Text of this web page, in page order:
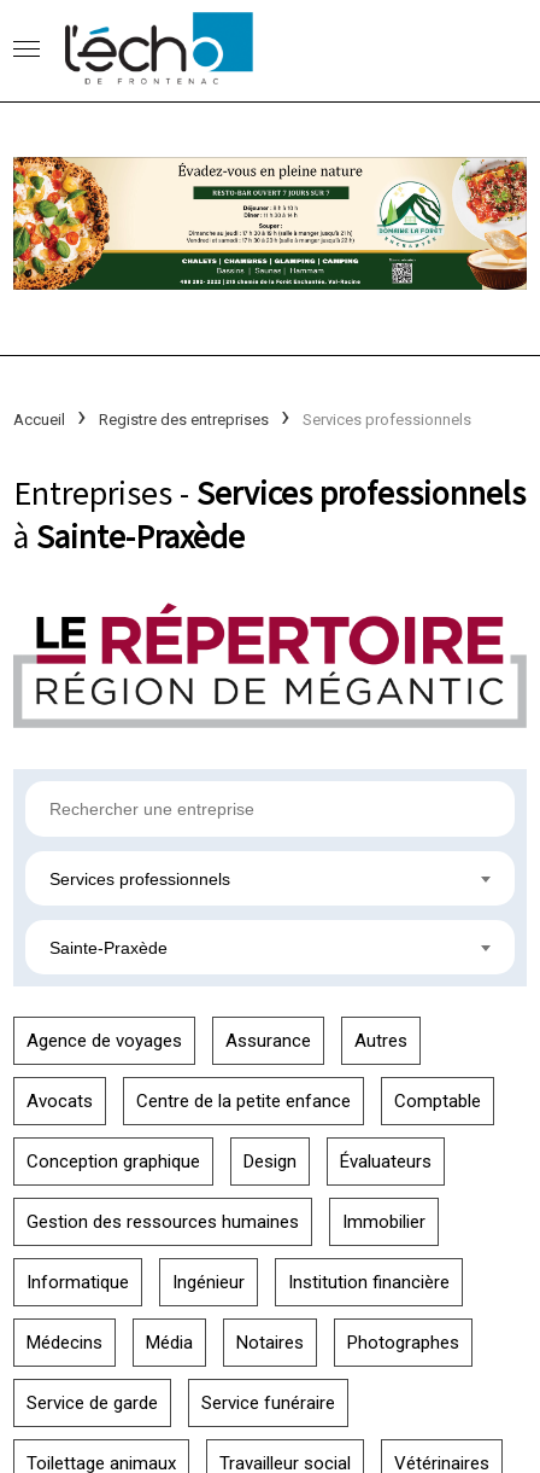
Accueil Registre des entreprises Services professionnels
Entreprises - Services professionnels
à Sainte-Praxède
Services professionnels
Sainte-Praxède
Agence de voyages Assurance Autres
Avocats Centre de la petite enfance Comptable
Conception graphique Design Évaluateurs
Gestion des ressources humaines Immobilier
Informatique Ingénieur Institution financière
Médecins Média Notaires Photographes
Service de garde Service funéraire
Toilettage animaux Travailleur social Vétérinaires